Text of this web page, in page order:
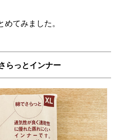
てみました。
らっとインナー